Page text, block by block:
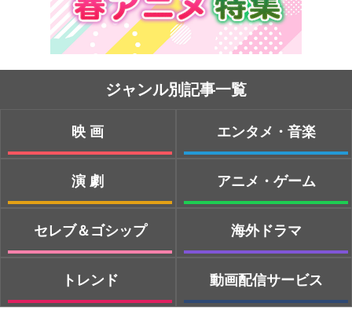
ジャンル別記事一覧
映画
演劇
セレブ＆ゴシップ
トレンド
エンタメ・音楽
アニメ・ゲーム
海外ドラマ
動画配信サービス